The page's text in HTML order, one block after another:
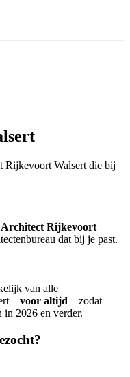
Rijkevoort Walsert die bij
Architect Rijkevoort
dat bij je past.
van alle
– voor altijd – zodat
in 2026 en verder.